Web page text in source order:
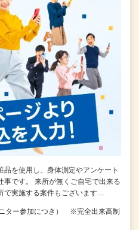
品を使用し、身体測定やアンケート
事です。 来所が無くご自宅で出来る
で実施する案件もございます…
ター参加につき） ※完全出来高制